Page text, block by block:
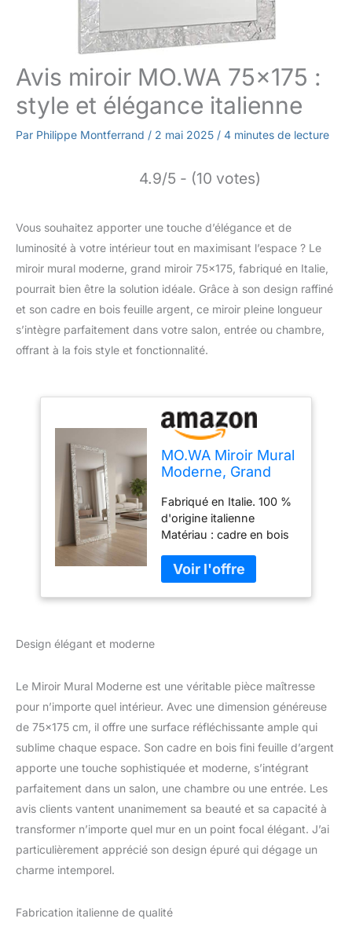
Avis miroir MO.WA 75×175 :
style et élégance italienne
Par Philippe Montferrand / 2 mai 2025 / 4 minutes de lecture
4.9/5 - (10 votes)
Vous souhaitez apporter une touche d’élégance et de
luminosité à votre intérieur tout en maximisant l’espace ? Le
miroir mural moderne, grand miroir 75×175, fabriqué en Italie,
pourrait bien être la solution idéale. Grâce à son design raffiné
et son cadre en bois feuille argent, ce miroir pleine longueur
s’intègre parfaitement dans votre salon, entrée ou chambre,
offrant à la fois style et fonctionnalité.
MO.WA Miroir Mural
Moderne, Grand
Made in Italy, Deco
Murale Argent Bois,
Pleine Longueur,
pour Salon entrée
Chambre
ameublement
Maison
Fabriqué en Italie. 100 %
d'origine italienne
Matériau : cadre en bois
de 4 mm d'épaisseur,
finition argentée
Dimensions extérieures :
crochets en D en acier
déjà présents à l'arrière
positionnement au mur
aussi bien à la verticale
qu'à l'horizontale.
Alternativement, le miroir
contre le mur Style :
miroir mural moderne
contemporain – Miroir de
miroir de chambre, miroir
Design élégant et moderne
Le Miroir Mural Moderne est une véritable pièce maîtresse
pour n’importe quel intérieur. Avec une dimension généreuse
de 75×175 cm, il offre une surface réfléchissante ample qui
sublime chaque espace. Son cadre en bois fini feuille d’argent
apporte une touche sophistiquée et moderne, s’intégrant
parfaitement dans un salon, une chambre ou une entrée. Les
avis clients vantent unanimement sa beauté et sa capacité à
transformer n’importe quel mur en un point focal élégant. J’ai
particulièrement apprécié son design épuré qui dégage un
charme intemporel.
Fabrication italienne de qualité